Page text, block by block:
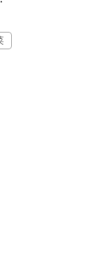
進む究極の一品で